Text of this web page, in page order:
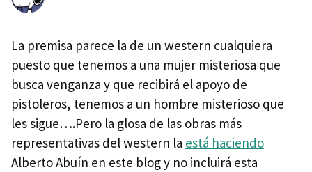
La premisa parece la de un western cualquiera
puesto que tenemos a una mujer misteriosa que
busca venganza y que recibirá el apoyo de
pistoleros, tenemos a un hombre misterioso que
les sigue….Pero la glosa de las obras más
representativas del western la está haciendo
Alberto Abuín en este blog y no incluirá esta